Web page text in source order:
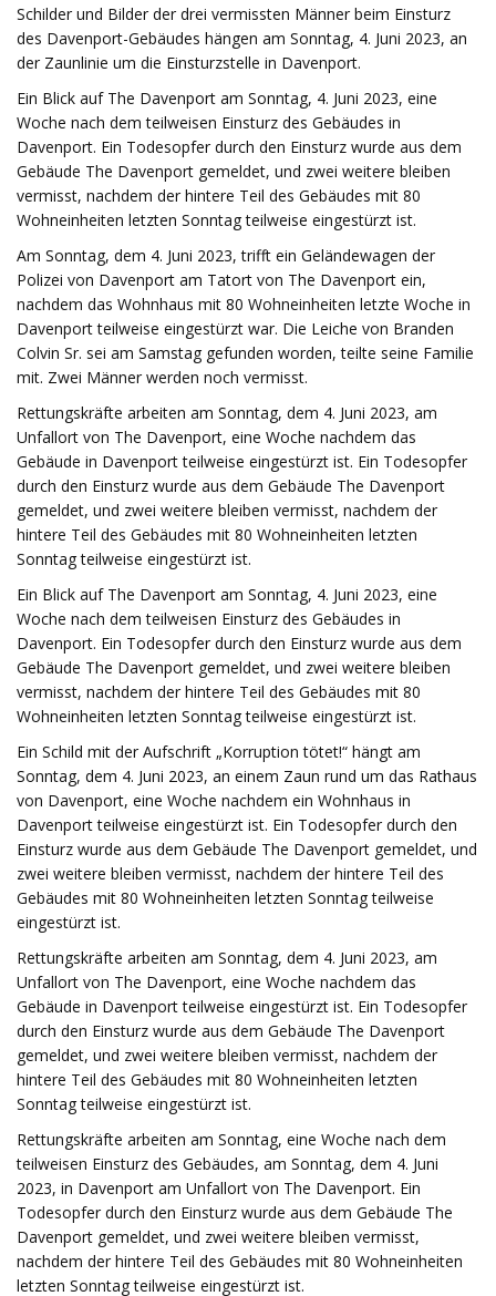
Schilder und Bilder der drei vermissten Männer beim Einsturz
des Davenport-Gebäudes hängen am Sonntag, 4. Juni 2023, an
der Zaunlinie um die Einsturzstelle in Davenport.
Ein Blick auf The Davenport am Sonntag, 4. Juni 2023, eine
Woche nach dem teilweisen Einsturz des Gebäudes in
Davenport. Ein Todesopfer durch den Einsturz wurde aus dem
Gebäude The Davenport gemeldet, und zwei weitere bleiben
vermisst, nachdem der hintere Teil des Gebäudes mit 80
Wohneinheiten letzten Sonntag teilweise eingestürzt ist.
Am Sonntag, dem 4. Juni 2023, trifft ein Geländewagen der
Polizei von Davenport am Tatort von The Davenport ein,
nachdem das Wohnhaus mit 80 Wohneinheiten letzte Woche in
Davenport teilweise eingestürzt war. Die Leiche von Branden
Colvin Sr. sei am Samstag gefunden worden, teilte seine Familie
mit. Zwei Männer werden noch vermisst.
Rettungskräfte arbeiten am Sonntag, dem 4. Juni 2023, am
Unfallort von The Davenport, eine Woche nachdem das
Gebäude in Davenport teilweise eingestürzt ist. Ein Todesopfer
durch den Einsturz wurde aus dem Gebäude The Davenport
gemeldet, und zwei weitere bleiben vermisst, nachdem der
hintere Teil des Gebäudes mit 80 Wohneinheiten letzten
Sonntag teilweise eingestürzt ist.
Ein Blick auf The Davenport am Sonntag, 4. Juni 2023, eine
Woche nach dem teilweisen Einsturz des Gebäudes in
Davenport. Ein Todesopfer durch den Einsturz wurde aus dem
Gebäude The Davenport gemeldet, und zwei weitere bleiben
vermisst, nachdem der hintere Teil des Gebäudes mit 80
Wohneinheiten letzten Sonntag teilweise eingestürzt ist.
Ein Schild mit der Aufschrift „Korruption tötet!“ hängt am
Sonntag, dem 4. Juni 2023, an einem Zaun rund um das Rathaus
von Davenport, eine Woche nachdem ein Wohnhaus in
Davenport teilweise eingestürzt ist. Ein Todesopfer durch den
Einsturz wurde aus dem Gebäude The Davenport gemeldet, und
zwei weitere bleiben vermisst, nachdem der hintere Teil des
Gebäudes mit 80 Wohneinheiten letzten Sonntag teilweise
eingestürzt ist.
Rettungskräfte arbeiten am Sonntag, dem 4. Juni 2023, am
Unfallort von The Davenport, eine Woche nachdem das
Gebäude in Davenport teilweise eingestürzt ist. Ein Todesopfer
durch den Einsturz wurde aus dem Gebäude The Davenport
gemeldet, und zwei weitere bleiben vermisst, nachdem der
hintere Teil des Gebäudes mit 80 Wohneinheiten letzten
Sonntag teilweise eingestürzt ist.
Rettungskräfte arbeiten am Sonntag, eine Woche nach dem
teilweisen Einsturz des Gebäudes, am Sonntag, dem 4. Juni
2023, in Davenport am Unfallort von The Davenport. Ein
Todesopfer durch den Einsturz wurde aus dem Gebäude The
Davenport gemeldet, und zwei weitere bleiben vermisst,
nachdem der hintere Teil des Gebäudes mit 80 Wohneinheiten
letzten Sonntag teilweise eingestürzt ist.